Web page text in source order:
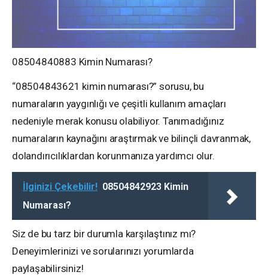
08504840883 Kimin Numarası?
“08504843621 kimin numarası?” sorusu, bu
numaraların yaygınlığı ve çeşitli kullanım amaçları
nedeniyle merak konusu olabiliyor. Tanımadığınız
numaraların kaynağını araştırmak ve bilinçli davranmak,
dolandırıcılıklardan korunmanıza yardımcı olur.
İlginizi Çekebilir! 08504842923 Kimin
Numarası?
Siz de bu tarz bir durumla karşılaştınız mı?
Deneyimlerinizi ve sorularınızı yorumlarda
paylaşabilirsiniz!